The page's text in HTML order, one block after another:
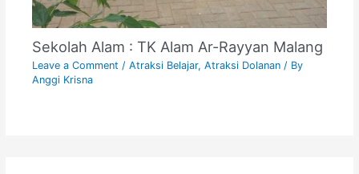
Sekolah Alam : TK Alam Ar-Rayyan Malang
Leave a Comment /Atraksi Belajar,Atraksi Dolanan / By
Anggi Krisna